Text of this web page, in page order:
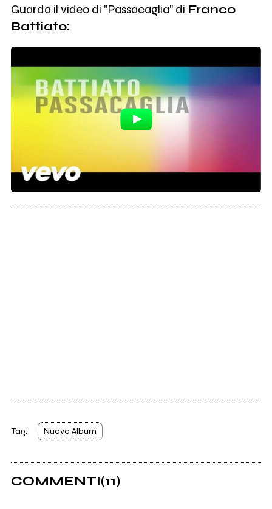
Guarda il video di "Passacaglia" di Franco
Battiato:
Tag: Nuovo Album
COMMENTI(11)